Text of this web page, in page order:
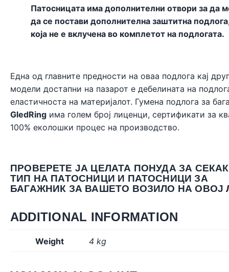
Патосницата има дополнителни отвори за да
да се постави дополнителна заштитна
која не е вклучена во комплетот на подлогата.
Една од главните предности на оваа подлога кај
модели достапни на пазарот е дебелината на
еластичноста на материјалот. Гумена подлога за
GledRing има голем број лиценци, сертификати за
100% еколошки процес на производство.
ПРОВЕРЕТЕ ЈА ЦЕЛАТА ПОНУДА ЗА
ТИП НА ПАТОСНИЦИ И ПАТОСНИЦИ ЗА
БАГАЖНИК ЗА ВАШЕТО ВОЗИЛО НА ОВОЈ
ADDITIONAL INFORMATION
Weight 4 kg